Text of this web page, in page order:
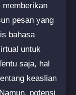
memberikan
pesan yang
bahasa
untuk
saja, hal
keaslian
potensi